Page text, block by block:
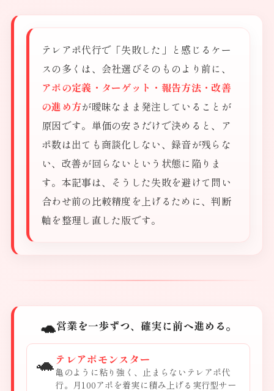
テレアポ代行で「失敗した」と感じるケー
スの多くは、会社選びそのものより前に、
アポの定義・ターゲット・報告方法・改善
の進め方が曖昧なまま発注していることが
原因です。単価の安さだけで決めると、ア
ポ数は出ても商談化しない、録音が残らな
い、改善が回らないという状態に陥りま
す。本記事は、そうした失敗を避けて問い
合わせ前の比較精度を上げるために、判断
軸を整理し直した版です。
🐢営業を一歩ずつ、確実に前へ進める。
🐢 テレアポモンスター
亀のように粘り強く、止まらないテレアポ代
行。月100アポを着実に積み上げる実行型サー